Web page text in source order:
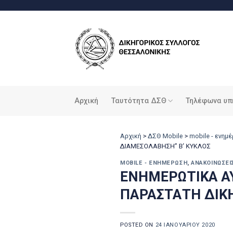
Αρχική Ταυτότητα ΔΣΘ Τηλέφωνα
Αρχική > ΔΣΘ Mobile > mobile -
ΔΙΑΜΕΣΟΛΑΒΗΣΗ” Β’ ΚΥΚΛΟΣ
MOBILE - ΕΝΗΜΈΡΩΣΗ,
ΕΝΗΜΕΡΩΤΙΚΑ
ΠΑΡΑΣΤΑΤΗ
POSTED ON 24 ΙΑΝΟΥΑΡΊΟΥ 2020